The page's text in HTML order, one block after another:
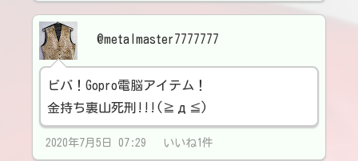
@metalmaster7777777
ビバ！Gopro電脳アイテム！
金持ち裏山死刑!!!(≧д≦)
2020年7月5日 07:29 いいね1件